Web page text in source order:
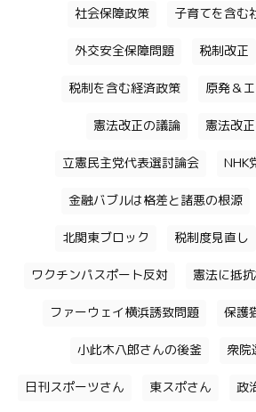
社会保障政策 子育てを含む
外交安全保障問題 税制改正
税制を含む経済政策 原発＆
憲法改正の議論 憲法改
立憲民主党代表選討論会 NHK
金融バブルは格差と諸悪の根源
北関東ブロック 税制度見直し
ワクチンパスポート反対 憲法に抵
ファーウェイ横浜誘致問題 保護
小此木八郎さんの後釜 衆院
日刊スポーツさん 東スポさん 政